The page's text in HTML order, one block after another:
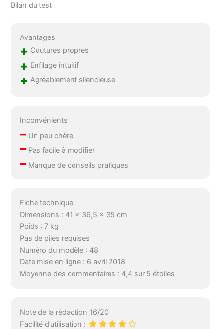
Bilan du test
Avantages
+ Coutures propres
+ Enfilage intuitif
+ Agréablement silencieuse
Inconvénients
– Un peu chère
– Pas facile à modifier
– Manque de conseils pratiques
Fiche technique
Dimensions : 41 x 36,5 x 35 cm
Poids : 7 kg
Pas de piles requises
Numéro du modèle : 48
Date mise en ligne : 6 avril 2018
Moyenne des commentaires : 4,4 sur 5 étoiles
Note de la rédaction 16/20
Facilité d’utilisation :